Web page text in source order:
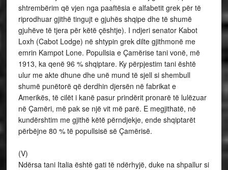
shtrembërim që vjen nga paaftësia e alfabetit grek për të
riprodhuar gjithë tingujt e gjuhës shqipe dhe të shumë
gjuhëve të tjera për këtë çështje). I ndjeri senator Kabot
Loxh (Cabot Lodge) në shtypin grek dilte gjithmonë me
emrin Kampot Lone. Popullsia e Çamërise tani vonë, më
1913, ka qenë 96 % shqiptare. Ky përpjestim tani është
ulur me akte dhune dhe unë mund të sjell si shembull
shumë punëtorë që derdhin djersën në fabrikat e
Amerikës, të cilët i kanë pasur prindërit pronarë të lulëzuar
në Çamëri, më pak se një vit më parë. E megjithatë, në
kundërshtim me gjithë këtë përndjekje, ende shqiptarët
përbëjne 80 % të popullsisë së Çamërisë.
(V)
Ndërsa tani Italia është gati të ndërhyjë, duke na shpallur si